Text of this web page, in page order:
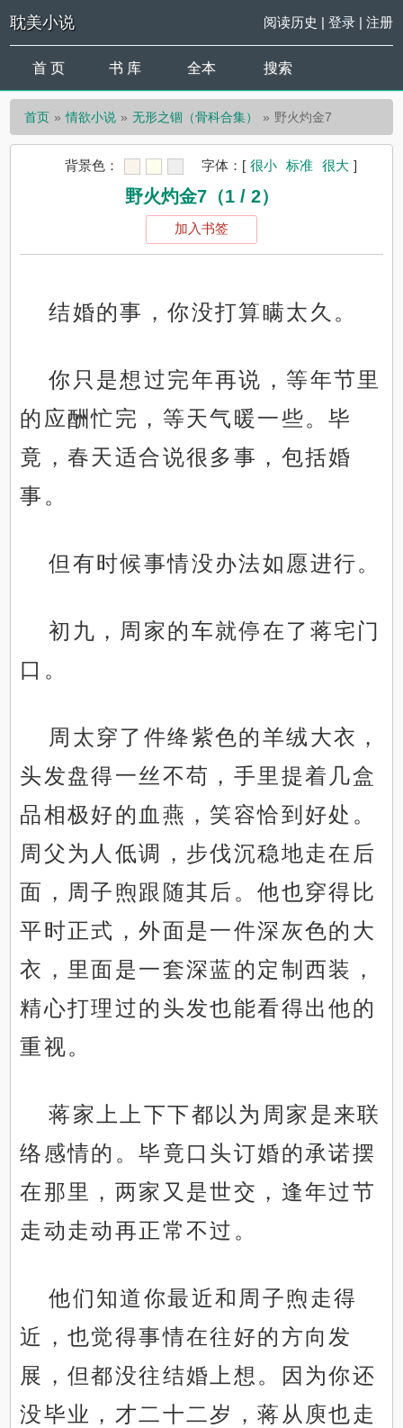
耽美小说 阅读历史 | 登录| 注册
首 页 书 库 全本 搜索
首页 情欲小说 无形之锢（骨科合集） 野火灼金7
背景色： 字体： [ 很小 标准 很大 ]
野火灼金7（1 / 2）
加入书签
结婚的事，你没打算瞒太久。
你只是想过完年再说，等年节里
的应酬忙完，等天气暖一些。毕
竟，春天适合说很多事，包括婚
事。
但有时候事情没办法如愿进行。
初九，周家的车就停在了蒋宅门
口。
周太穿了件绛紫色的羊绒大衣，
头发盘得一丝不苟，手里提着几盒
品相极好的血燕，笑容恰到好处。
周父为人低调，步伐沉稳地走在后
面，周子煦跟随其后。他也穿得比
平时正式，外面是一件深灰色的大
衣，里面是一套深蓝的定制西装，
精心打理过的头发也能看得出他的
重视。
蒋家上上下下都以为周家是来联
络感情的。毕竟口头订婚的承诺摆
在那里，两家又是世交，逢年过节
走动走动再正常不过。
他们知道你最近和周子煦走得
近，也觉得事情在往好的方向发
展，但都没往结婚上想。因为你还
没毕业，才二十二岁，蒋从庾也走